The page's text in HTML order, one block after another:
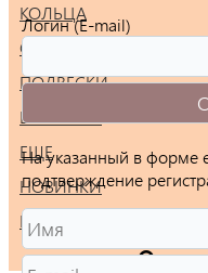
КОЛЬЦА
СЕРЬГИ
ПОДВЕСКИ
БРАСЛЕТЫ
ЕЩЕ
НОВИНКИ
РАСПРОДАЖА
Логин (E-mail)
На указанный в форме
подтверждение